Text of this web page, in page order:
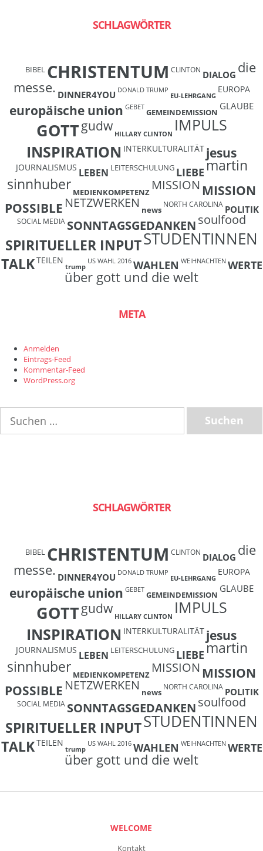
SCHLAGWÖRTER
BIBEL CHRISTENTUM CLINTON DIALOG die
messe. DINNER4YOU DONALD TRUMP
EU-LEHRGANG
EUROPA
europäische union GEBET GEMEINDEMISSION
GLAUBE
GOTTgudw HILLARY CLINTON IMPULS
INSPIRATION INTERKULTURALITÄT jesus
JOURNALISMUS LEBEN LEITERSCHULUNG LIEBEmartin
sinnhuber MEDIENKOMPETENZ MISSION MISSION
POSSIBLE NETZWERKEN news
NORTH CAROLINA POLITIK
SOCIAL MEDIA SONNTAGSGEDANKENsoulfood
SPIRITUELLER INPUTSTUDENTINNEN
TALKTEILEN
trump
US WAHL 2016 WAHLEN WEIHNACHTEN WERTE
über gott und die welt
META
Anmelden
Eintrags-Feed
Kommentar-Feed
WordPress.org
nach:
SCHLAGWÖRTER
BIBEL CHRISTENTUM CLINTON DIALOG die
messe. DINNER4YOU DONALD TRUMP
EU-LEHRGANG
EUROPA
europäische union GEBET GEMEINDEMISSION
GLAUBE
GOTTgudw HILLARY CLINTON IMPULS
INSPIRATION INTERKULTURALITÄT jesus
JOURNALISMUS LEBEN LEITERSCHULUNG LIEBEmartin
sinnhuber MEDIENKOMPETENZ MISSION MISSION
POSSIBLE NETZWERKEN news
NORTH CAROLINA POLITIK
SOCIAL MEDIA SONNTAGSGEDANKENsoulfood
SPIRITUELLER INPUTSTUDENTINNEN
TALKTEILEN
trump
US WAHL 2016 WAHLEN WEIHNACHTEN WERTE
über gott und die welt
WELCOME
Kontakt